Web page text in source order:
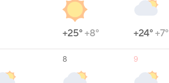
+25°+8° +24°+7°
8 9